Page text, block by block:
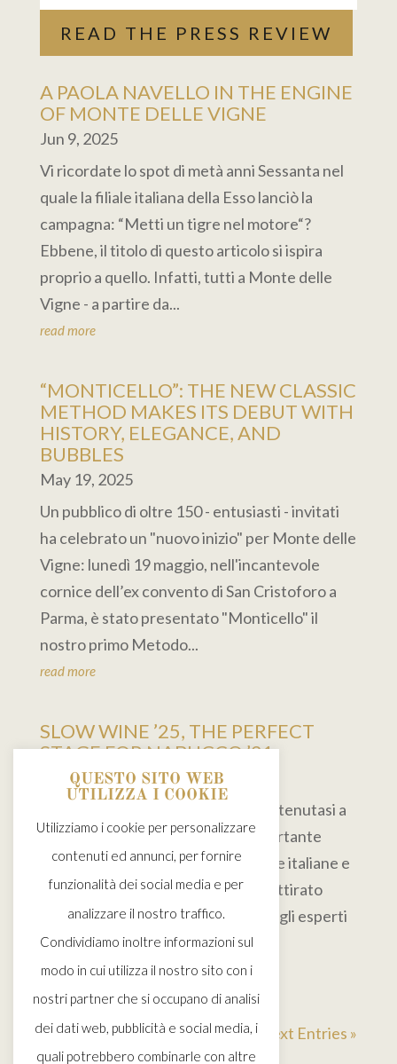
READ THE PRESS REVIEW
A PAOLA NAVELLO IN THE ENGINE
OF MONTE DELLE VIGNE
Jun 9, 2025
Vi ricordate lo spot di metà anni Sessanta nel
quale la filiale italiana della Esso lanciò la
campagna: “Metti un tigre nel motore“?
Ebbene, il titolo di questo articolo si ispira
proprio a quello. Infatti, tutti a Monte delle
Vigne - a partire da...
read more
“MONTICELLO”: THE NEW CLASSIC
METHOD MAKES ITS DEBUT WITH
HISTORY, ELEGANCE, AND
BUBBLES
May 19, 2025
Un pubblico di oltre 150 - entusiasti - invitati
ha celebrato un "nuovo inizio" per Monte delle
Vigne: lunedì 19 maggio, nell'incantevole
cornice dell’ex convento di San Cristoforo a
Parma, è stato presentato "Monticello" il
nostro primo Metodo...
read more
SLOW WINE ’25, THE PERFECT
STAGE FOR NABUCCO ’21
Feb 25, 2025
La fiera enologica Slow Wine 2025 tenutasi a
Bologna ha rappresentato un'importante
vetrina per le eccellenze vitivinicole italiane e
quest'anno Monte delle Vigne ha attirato
l'attenzione degli appassionati e degli esperti
del settore con la...
read more
« Older Entries Next Entries »
QUESTO SITO WEB
UTILIZZA I COOKIE
Utilizziamo i cookie per personalizzare
contenuti ed annunci, per fornire
funzionalità dei social media e per
analizzare il nostro traffico.
Condividiamo inoltre informazioni sul
modo in cui utilizza il nostro sito con i
nostri partner che si occupano di analisi
dei dati web, pubblicità e social media, i
quali potrebbero combinarle con altre